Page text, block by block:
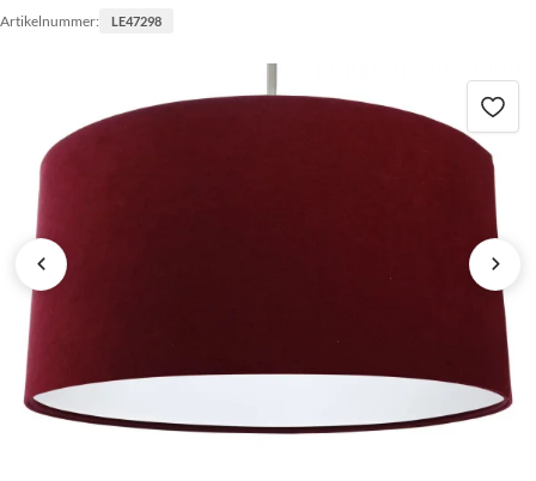
Artikelnummer: LE47298